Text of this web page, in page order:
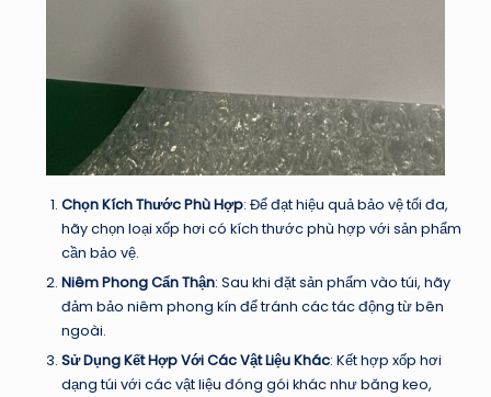
Chọn Kích Thước Phù Hợp: Để đạt hiệu quả bảo vệ tối đa,
hãy chọn loại xốp hơi có kích thước phù hợp với sản phẩm
cần bảo vệ.
Niêm Phong Cẩn Thận: Sau khi đặt sản phẩm vào túi, hãy
đảm bảo niêm phong kín để tránh các tác động từ bên
ngoài.
Sử Dụng Kết Hợp Với Các Vật Liệu Khác: Kết hợp xốp hơi
dạng túi với các vật liệu đóng gói khác như băng keo,